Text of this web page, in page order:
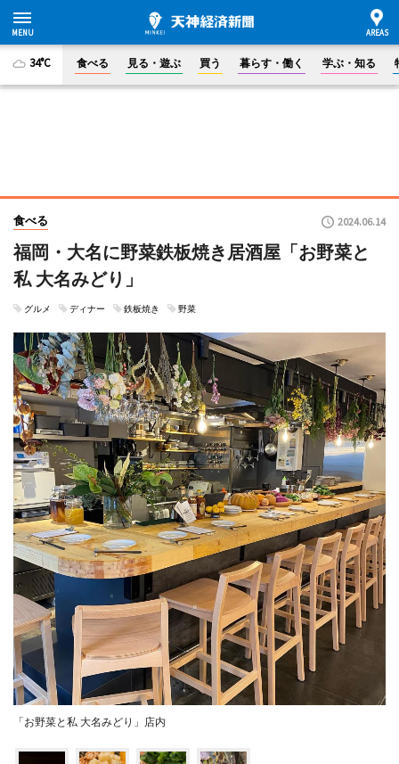
34°C 食べる 見る・遊ぶ 買う 暮らす・働く 学ぶ・知る
食べる 2024.06.14
福岡・大名に野菜鉄板焼き居酒屋「お野菜と
私 大名みどり」
グルメ ディナー 鉄板焼き 野菜
「お野菜と私 大名みどり」店内